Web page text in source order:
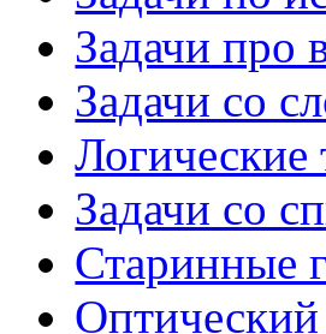
Задачи про
Задачи со
Задачи со
Старинные